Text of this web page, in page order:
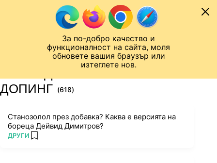
За по-добро качество и
функционалност на сайта, моля
обновете вашия браузър или
изтеглете нов.
Към съдържанието
Лига на Конференциите
ДОПИНГ (618)
Станозолол през добавка? Каква е версията на
бореца Дейвид Димитров?
ПОВЕЧЕ ОТ
ДРУГИ add favorites